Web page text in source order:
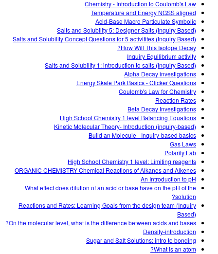
Chemistry - Introduction to Coulomb's Law
Temperature and Energy NGSS aligned
Acid-Base Macro Particulate Symbolic
Salts and Solubility 5: Designer Salts (Inquiry Based)
Salts and Solubility Concept Questions for 5 activitites (Inquiry Based)
How Will This Isotope Decay?
Inquiry Equilibrium activity
Salts and Solubility 1: introduction to salts (Inquiry Based)
Alpha Decay investigations
Energy Skate Park Basics - Clicker Questions
Coulomb's Law for Chemistry
Reaction Rates
Beta Decay Investigations
High School Chemistry 1 level Balancing Equations
Kinetic Molecular Theory- Introduction (inquiry-based)
Build an Molecule - Inquiry-based basics
Gas Laws
Polarity Lab
High School Chemistry 1 level: Limiting reagents
ORGANIC CHEMISTRY Chemical Reactions of Alkanes and Alkenes
An Introduction to pH
What effect does dilution of an acid or base have on the pH of the
solution?
Reactions and Rates: Learning Goals from the design team (Inquiry
Based)
On the molecular level, what is the difference between acids and bases?
Density-introduction
Sugar and Salt Solutions: intro to bonding
What is an atom?